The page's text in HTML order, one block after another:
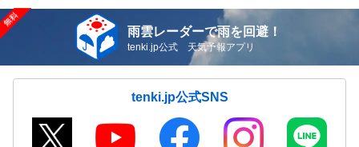
雨雲レーダーで雨を回避！
tenki.jp公式 天気予報アプリ
tenki.jp公式SNS